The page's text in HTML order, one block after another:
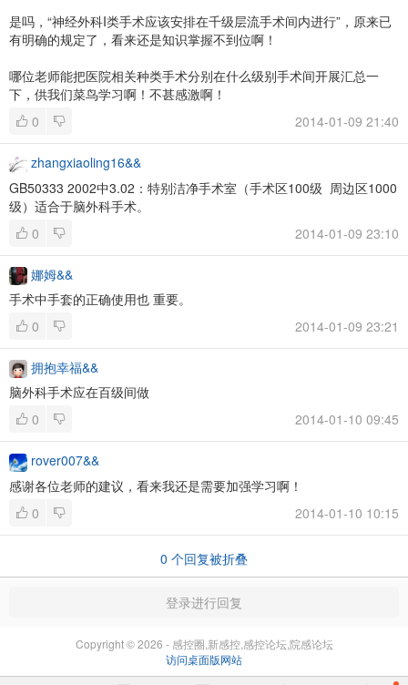
是吗，“神经外科I类手术应该安排在千级层流手术间内进行”，原来已
有明确的规定了，看来还是知识掌握不到位啊！
哪位老师能把医院相关种类手术分别在什么级别手术间开展汇总一
下，供我们菜鸟学习啊！不甚感激啊！
0
2014-01-09 21:40
zhangxiaoling16&&
GB50333 2002中3.02：特别洁净手术室（手术区100级 周边区1000
级）适合于脑外科手术。
0
2014-01-09 23:10
娜姆&&
手术中手套的正确使用也 重要。
0
2014-01-09 23:21
拥抱幸福&&
脑外科手术应在百级间做
0
2014-01-10 09:45
rover007&&
感谢各位老师的建议，看来我还是需要加强学习啊！
0
2014-01-10 10:15
0 个回复被折叠
登录进行回复
Copyright © 2026 - 感控圈,新感控,感控论坛,院感论坛
访问桌面版网站